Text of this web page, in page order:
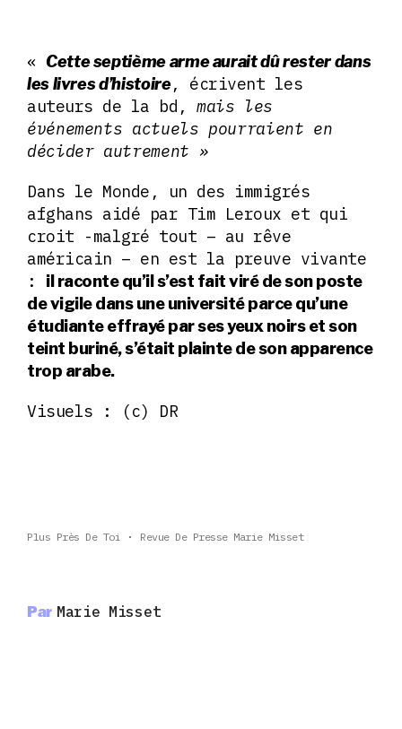
« Cette septième arme aurait dû rester dans
les livres d’histoire, écrivent les
auteurs de la bd, mais les
événements actuels pourraient en
décider autrement »
Dans le Monde, un des immigrés
afghans aidé par Tim Leroux et qui
croit -malgré tout – au rêve
américain – en est la preuve vivante
: il raconte qu’il s’est fait viré de son poste
de vigile dans une université parce qu’une
étudiante effrayé par ses yeux noirs et son
teint buriné,s’était plainte de son apparence
trop arabe.
Visuels : (c) DR
Plus Près De Toi Revue De Presse Marie Misset
Par Marie Misset